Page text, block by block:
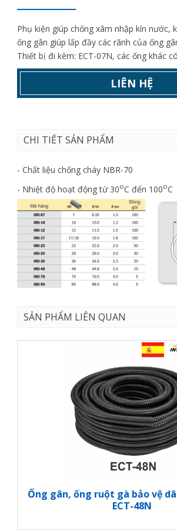
Phụ kiện giúp chống xâm nhập kín nước,
ống gân giúp lấp đầy các rãnh của ống
Thiết bị đi kèm: ECT-07N, các ống khác
LIÊN HỆ
CHI TIẾT SẢN PHẨM
- Chất liệu chống cháy NBR-70
- Nhiệt độ hoạt động từ 30oC đến 100oC
SẢN PHẨM LIÊN QUAN
Ống gân, ống ruột gà bảo vệ
ECT-48N